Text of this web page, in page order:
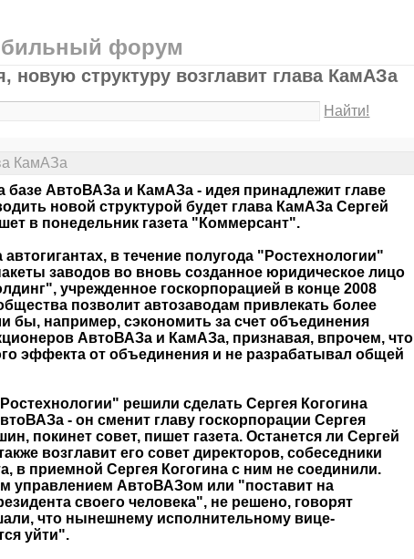
форум
структуру возглавит глава КамАЗа
Найти!
КамАЗа
базе АвтоВАЗа и КамАЗа - идея принадлежит главе
новой структурой будет глава КамАЗа Сергей
в понедельник газета "Коммерсант".
в течение полугода "Ростехнологии"
заводов во вновь созданное юридическое лицо
учрежденное госкорпорацией в конце 2008
позволит автозаводам привлекать более
например, сэкономить за счет объединения
АвтоВАЗа и КамАЗа, признавая, впрочем, что
эффекта от объединения и не разрабатывал общей
решили сделать Сергея Когогина
- он сменит главу госкорпорации Сергея
покинет совет, пишет газета. Останется ли Сергей
возглавит его совет директоров, собеседники
в приемной Сергея Когогина с ним не соединили.
управлением АвтоВАЗом или "поставит на
своего человека", не решено, говорят
что нынешнему исполнительному вице-
уйти".